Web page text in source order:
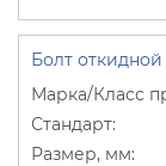
Болт откидной